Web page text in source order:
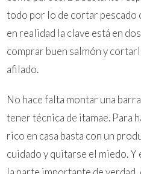
todo por lo de cortar
en realidad la clave está en
comprar buen salmón y
afilado.
No hace falta montar una
tener técnica de itamae. Para
rico en casa basta con un
cuidado y quitarse el miedo.